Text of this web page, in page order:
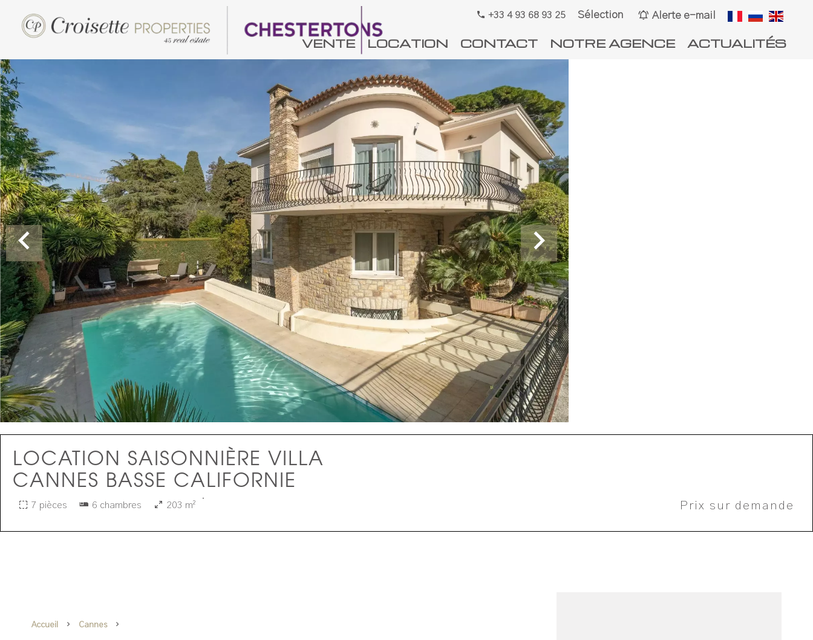
+33 4 93 68 93 25 Sélection Alerte e-mail
VENTE LOCATION CONTACT NOTRE AGENCE ACTUALITÉS
LOCATION SAISONNIÈRE VILLA
CANNES BASSE CALIFORNIE
7 pièces 6 chambres 203 m² Prix sur demande
·
Accueil Cannes